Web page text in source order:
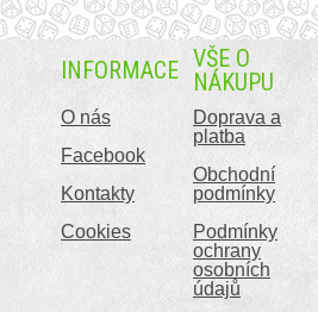
INFORMACE VŠE O
NÁKUPU
O nás
Facebook
Kontakty
Cookies
Doprava a
platba
Obchodní
podmínky
Podmínky
ochrany
osobních
údajů